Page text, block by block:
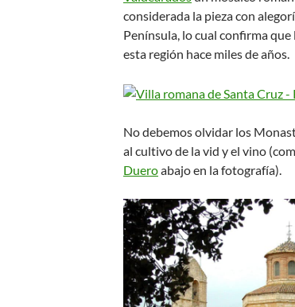
considerada la pieza con
Península, lo cual confirma
esta región hace miles de años.
No debemos olvidar los
al cultivo de la vid y el vino
Dueroabajo en la fotografía).